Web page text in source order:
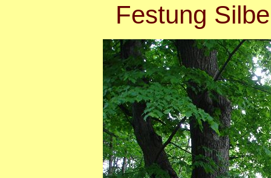
Festung